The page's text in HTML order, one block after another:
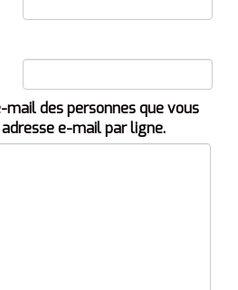
mail des personnes que vous
e-mail par ligne.